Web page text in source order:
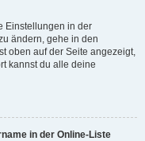
Einstellungen in der
ändern, gehe in den
oben auf der Seite angezeigt,
kannst du alle deine
in der Online-Liste